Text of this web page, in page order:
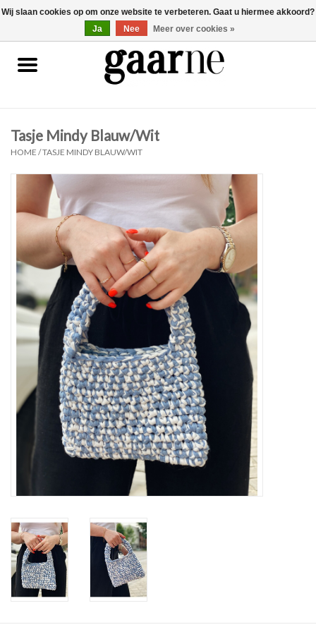
gaarne.be 0 Artikelen - €0,00
Patronen
Garen
Benodigdheden
Gaarne gemaakt
Cadeaubonnen
Pakketten
Workshops
Lifestyle
Tasje Mindy Blauw/Wit
HOME /TASJE MINDY BLAUW/WIT
Wij slaan cookies op om onze website te verbeteren. Gaat u hiermee akkoord?
Ja
Nee Meer over cookies »